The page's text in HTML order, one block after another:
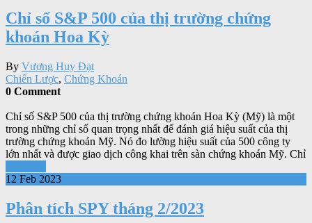
Chỉ số S&P 500 của thị trường chứng
khoán Hoa Kỳ
By Vương Huy Đạt
Chiến Lược, Chứng Khoán
0 Comment
Chỉ số S&P 500 của thị trường chứng khoán Hoa Kỳ (Mỹ) là một
trong những chỉ số quan trọng nhất để đánh giá hiệu suất của thị
trường chứng khoán Mỹ. Nó đo lường hiệu suất của 500 công ty
lớn nhất và được giao dịch công khai trên sàn chứng khoán Mỹ. Chỉ
12 Feb 2023
Phân tích SPY tháng 2/2023